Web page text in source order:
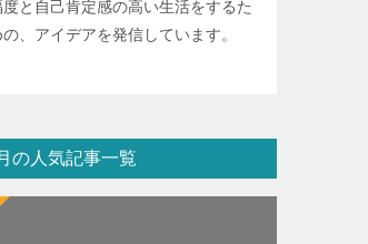
度と自己肯定感の高い生活をするた
、アイデアを発信しています。
の人気記事一覧